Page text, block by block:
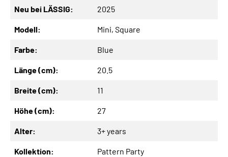
Neu bei LÄSSIG: 2025
Modell: Mini, Square
Farbe: Blue
Länge (cm): 20.5
Breite (cm): 11
Höhe (cm): 27
Alter: 3+ years
Kollektion: Pattern Party